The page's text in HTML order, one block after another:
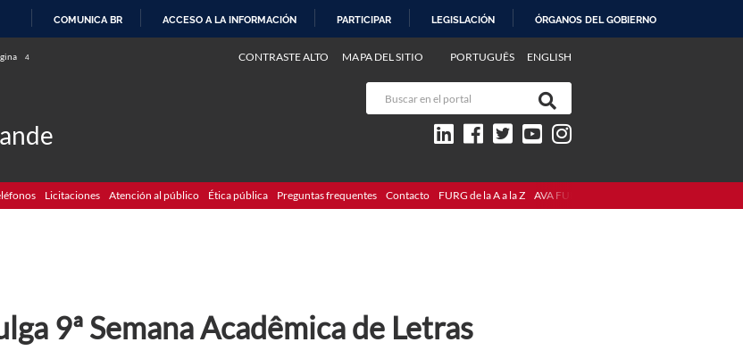
COMUNICA BR ACCESO A LA INFORMACIÓN PARTICIPAR LEGISLACIÓN ÓRGANOS DEL GOBIERNO
4 PORTUGUÊS ENGLISH
CONTRASTE ALTO MAPA DEL SITIO
Licitaciones Atención al público Ética pública Preguntas frequentes Contacto FURG de la A a la Z AVA FURG
9ª Semana Acadêmica de Letras